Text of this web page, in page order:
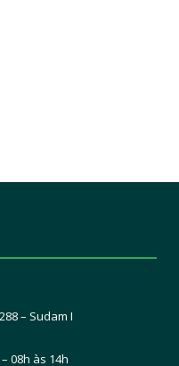
– Sudam I
08h às 14h